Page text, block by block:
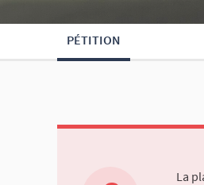
PÉTITION
La